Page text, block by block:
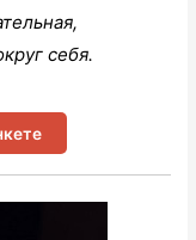
себя.